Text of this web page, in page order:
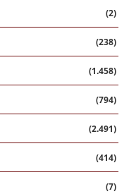
(2)
(238)
(1.458)
(794)
(2.491)
(414)
(7)